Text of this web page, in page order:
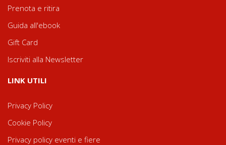
Prenota e ritira
Guida all'ebook
Gift Card
Iscriviti alla Newsletter
LINK UTILI
Privacy Policy
Cookie Policy
Privacy policy eventi e fiere